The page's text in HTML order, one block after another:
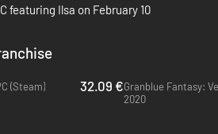
featuring Ilsa on February 10
(Steam)
32.09 €Granblue Fantasy:
2020